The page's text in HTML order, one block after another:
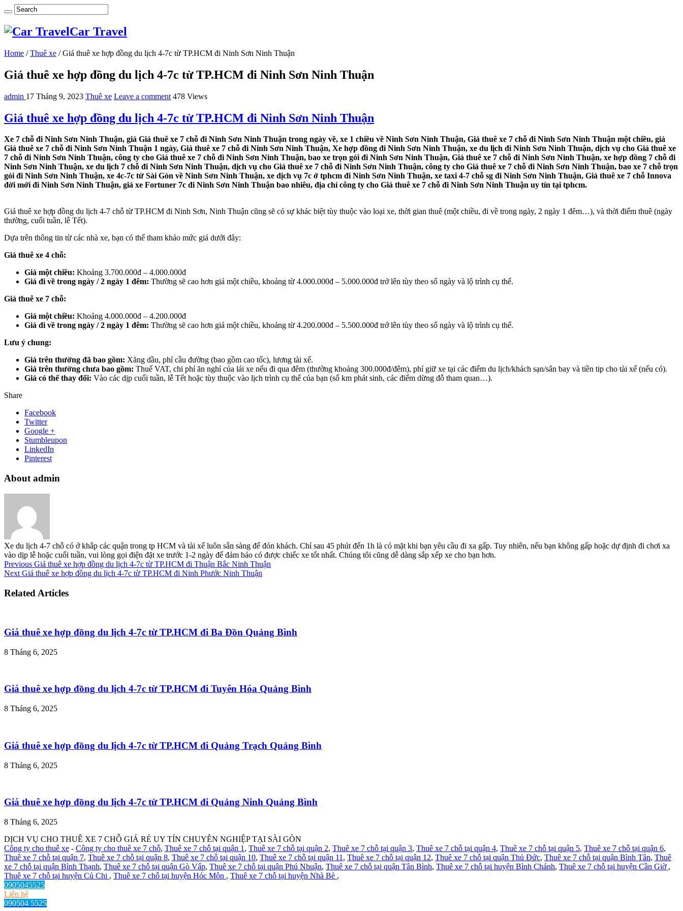
Car Travel
Home / Thuê xe / Giá thuê xe hợp đồng du lịch 4-7c từ TP.HCM đi Ninh Sơn Ninh Thuận
Giá thuê xe hợp đồng du lịch 4-7c từ TP.HCM đi Ninh Sơn Ninh Thuận
admin 17 Tháng 9, 2023 Thuê xe Leave a comment 478 Views
Giá thuê xe hợp đồng du lịch 4-7c từ TP.HCM đi Ninh Sơn Ninh Thuận
Xe 7 chỗ đi Ninh Sơn Ninh Thuận, giá Giá thuê xe 7 chỗ đi Ninh Sơn Ninh Thuận trong ngày về, xe 1 chiều về Ninh Sơn Ninh Thuận, Giá thuê xe 7 chỗ đi Ninh Sơn Ninh Thuận một chiều, giá
Giá thuê xe 7 chỗ đi Ninh Sơn Ninh Thuận 1 ngày, Giá thuê xe 7 chỗ đi Ninh Sơn Ninh Thuận, Xe hợp đồng đi Ninh Sơn Ninh Thuận, xe du lịch đi Ninh Sơn Ninh Thuận, dịch vụ cho Giá thuê xe
7 chỗ đi Ninh Sơn Ninh Thuận, công ty cho Giá thuê xe 7 chỗ đi Ninh Sơn Ninh Thuận, bao xe trọn gói đi Ninh Sơn Ninh Thuận, Giá thuê xe 7 chỗ đi Ninh Sơn Ninh Thuận, xe hợp đồng 7 chỗ đi
Ninh Sơn Ninh Thuận, xe du lịch 7 chỗ đi Ninh Sơn Ninh Thuận, dịch vụ cho Giá thuê xe 7 chỗ đi Ninh Sơn Ninh Thuận, công ty cho Giá thuê xe 7 chỗ đi Ninh Sơn Ninh Thuận, bao xe 7 chỗ trọn
gói đi Ninh Sơn Ninh Thuận, xe 4c-7c từ Sài Gòn về Ninh Sơn Ninh Thuận, xe dịch vụ 7c ở tphcm đi Ninh Sơn Ninh Thuận, xe taxi 4-7 chỗ sg đi Ninh Sơn Ninh Thuận, Giá thuê xe 7 chỗ Innova
đời mới đi Ninh Sơn Ninh Thuận, giá xe Fortuner 7c đi Ninh Sơn Ninh Thuận bao nhiêu, địa chỉ công ty cho Giá thuê xe 7 chỗ đi Ninh Sơn Ninh Thuận uy tín tại tphcm.
Giá thuê xe hợp đồng du lịch 4-7 chỗ từ TP.HCM đi Ninh Sơn, Ninh Thuận cũng sẽ có sự khác biệt tùy thuộc vào loại xe, thời gian thuê (một chiều, đi về trong ngày, 2 ngày 1 đêm…), và thời điểm thuê (ngày
thường, cuối tuần, lễ Tết).
Dựa trên thông tin từ các nhà xe, bạn có thể tham khảo mức giá dưới đây:
Giá thuê xe 4 chỗ:
Giá một chiều: Khoảng 3.700.000đ – 4.000.000đ
Giá đi về trong ngày / 2 ngày 1 đêm: Thường sẽ cao hơn giá một chiều, khoảng từ 4.000.000đ – 5.000.000đ trở lên tùy theo số ngày và lộ trình cụ thể.
Giá thuê xe 7 chỗ:
Giá một chiều: Khoảng 4.000.000đ – 4.200.000đ
Giá đi về trong ngày / 2 ngày 1 đêm: Thường sẽ cao hơn giá một chiều, khoảng từ 4.200.000đ – 5.500.000đ trở lên tùy theo số ngày và lộ trình cụ thể.
Lưu ý chung:
Giá trên thường đã bao gồm: Xăng dầu, phí cầu đường (bao gồm cao tốc), lương tài xế.
Giá trên thường chưa bao gồm: Thuế VAT, chi phí ăn nghỉ của lái xe nếu đi qua đêm (thường khoảng 300.000đ/đêm), phí giữ xe tại các điểm du lịch/khách sạn/sân bay và tiền tip cho tài xế (nếu có).
Giá có thể thay đổi: Vào các dịp cuối tuần, lễ Tết hoặc tùy thuộc vào lịch trình cụ thể của bạn (số km phát sinh, các điểm dừng đỗ tham quan…).
Share
Facebook
Twitter
Google +
Stumbleupon
LinkedIn
Pinterest
About admin
Xe du lịch 4-7 chỗ có ở khắp các quận trong tp HCM và tài xế luôn sẵn sàng để đón khách. Chỉ sau 45 phút đến 1h là có mặt khi bạn yêu cầu đi xa gấp. Tuy nhiên, nếu bạn không gấp hoặc dự định đi chơi xa
vào dịp lễ hoặc cuối tuần, vui lòng gọi điện đặt xe trước 1-2 ngày để đảm bảo có được chiếc xe tốt nhất. Chúng tôi cũng dễ dàng sắp xếp xe cho bạn hơn.
Previous Giá thuê xe hợp đồng du lịch 4-7c từ TP.HCM đi Thuận Bắc Ninh Thuận
Next Giá thuê xe hợp đồng du lịch 4-7c từ TP.HCM đi Ninh Phước Ninh Thuận
Related Articles
Giá thuê xe hợp đồng du lịch 4-7c từ TP.HCM đi Ba Đồn Quảng Bình
8 Tháng 6, 2025
Giá thuê xe hợp đồng du lịch 4-7c từ TP.HCM đi Tuyên Hóa Quảng Bình
8 Tháng 6, 2025
Giá thuê xe hợp đồng du lịch 4-7c từ TP.HCM đi Quảng Trạch Quảng Bình
8 Tháng 6, 2025
Giá thuê xe hợp đồng du lịch 4-7c từ TP.HCM đi Quảng Ninh Quảng Bình
8 Tháng 6, 2025
DỊCH VỤ CHO THUÊ XE 7 CHỖ GIÁ RẺ UY TÍN CHUYÊN NGHIỆP TẠI SÀI GÒN
Công ty cho thuê xe - Công ty cho thuê xe 7 chỗ, Thuê xe 7 chỗ tại quận 1 , Thuê xe 7 chỗ tại quận 2, Thuê xe 7 chỗ tại quận 3, Thuê xe 7 chỗ tại quận 4, Thuê xe 7 chỗ tại quận 5, Thuê xe 7 chỗ tại quận 6,
Thuê xe 7 chỗ tại quận 7, Thuê xe 7 chỗ tại quận 8, Thuê xe 7 chỗ tại quận 10, Thuê xe 7 chỗ tại quận 11 , Thuê xe 7 chỗ tại quận 12, Thuê xe 7 chỗ tại quận Thủ Đức, Thuê xe 7 chỗ tại quận Bình Tân, Thuê
xe 7 chỗ tại quận Bình Thạnh, Thuê xe 7 chỗ tại quận Gò Vấp, Thuê xe 7 chỗ tại quận Phú Nhuận, Thuê xe 7 chỗ tại quận Tân Bình, Thuê xe 7 chỗ tại huyện Bình Chánh, Thuê xe 7 chỗ tại huyện Cần Giờ ,
Thuê xe 7 chỗ tại huyện Củ Chi , Thuê xe 7 chỗ tại huyện Hóc Môn , Thuê xe 7 chỗ tại huyện Nhà Bè ,
0905045525
Liên hệ
090504 5525